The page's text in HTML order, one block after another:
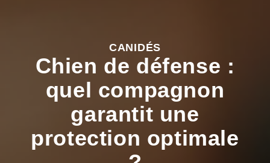
CANIDÉS
Chien de défense :
quel compagnon
garantit une
protection optimale